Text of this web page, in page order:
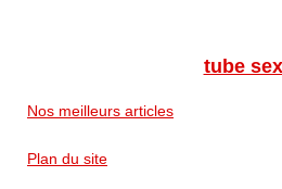
tube sex
Nos meilleurs articles
Plan du site